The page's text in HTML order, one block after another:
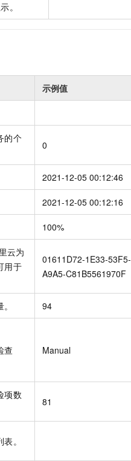
。
示例值
的个
0
2021-12-05 00:12:46
2021-12-05 00:12:16
100%
云为
用于
01611D72-1E33-53F5-
A9A5-C81B5561970F
94
查
Manual
项数
81
。